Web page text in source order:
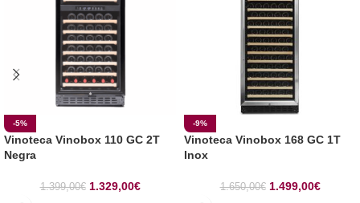
-5%
Vinoteca Vinobox 110 GC 2T
Negra
1.399,00€ 1.329,00€
-9%
Vinoteca Vinobox 168 GC 1T
Inox
1.650,00€ 1.499,00€